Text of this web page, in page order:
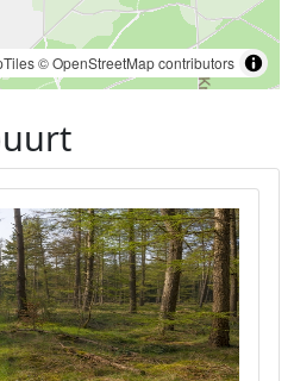
© OpenStreetMap contributors